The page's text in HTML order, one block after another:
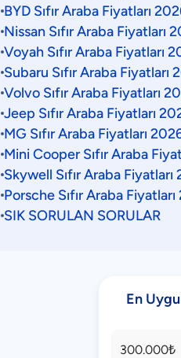
BYD Sıfır Araba Fiyatları
Nissan Sıfır Araba Fiyatları
Voyah Sıfır Araba Fiyatları
Subaru Sıfır Araba Fiyatları
Volvo Sıfır Araba Fiyatları
Jeep Sıfır Araba Fiyatları
MG Sıfır Araba Fiyatları
Mini Cooper Sıfır Araba
Skywell Sıfır Araba Fiyatları
Porsche Sıfır Araba
SIK SORULAN SORULAR
En